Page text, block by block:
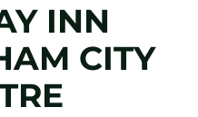
INN
CITY